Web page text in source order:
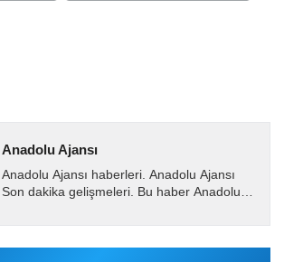
Anadolu Ajansı
Anadolu Ajansı haberleri. Anadolu Ajansı
Son dakika gelişmeleri. Bu haber Anadolu
Ajansı tarafından...